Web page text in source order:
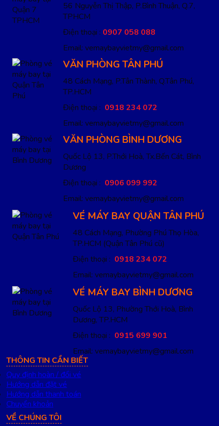
56 Nguyễn Thị Thập, P.Bình Thuận, Q.7,
TPHCM
Điện thoại : 0907 058 088
Email: vemaybayvietmy@gmail.com
VĂN PHÒNG TÂN PHÚ
48 Cách Mạng, P.Tân Thành, Q.Tân Phú,
TP.HCM
Điện thoại : 0918 234 072
Email: vemaybayvietmy@gmail.com
VĂN PHÒNG BÌNH DƯƠNG
Quốc Lộ 13, P.Thới Hoà, Tx.Bến Cát, Bình
Dương
Điện thoại : 0906 099 992
Email: vemaybayvietmy@gmail.com
VÉ MÁY BAY QUẬN TÂN PHÚ
48 Cách Mạng, Phường Phú Thọ Hòa,
TP.HCM (Quận Tân Phú cũ)
Điện thoại : 0918 234 072
Email: vemaybayvietmy@gmail.com
VÉ MÁY BAY BÌNH DƯƠNG
Quốc Lộ 13, Phường Thới Hoà, Bình
Dương, TP.HCM
Điện thoại : 0915 699 901
Email: vemaybayvietmy@gmail.com
THÔNG TIN CẦN BIẾT
Quy định hoàn / đổi vé
Hướng dẫn đặt vé
Hướng dẫn thanh toán
Chuyển khoản
VỀ CHÚNG TÔI